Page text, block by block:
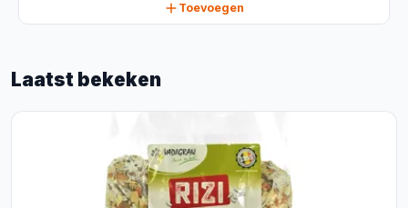
Toevoegen
Laatst bekeken